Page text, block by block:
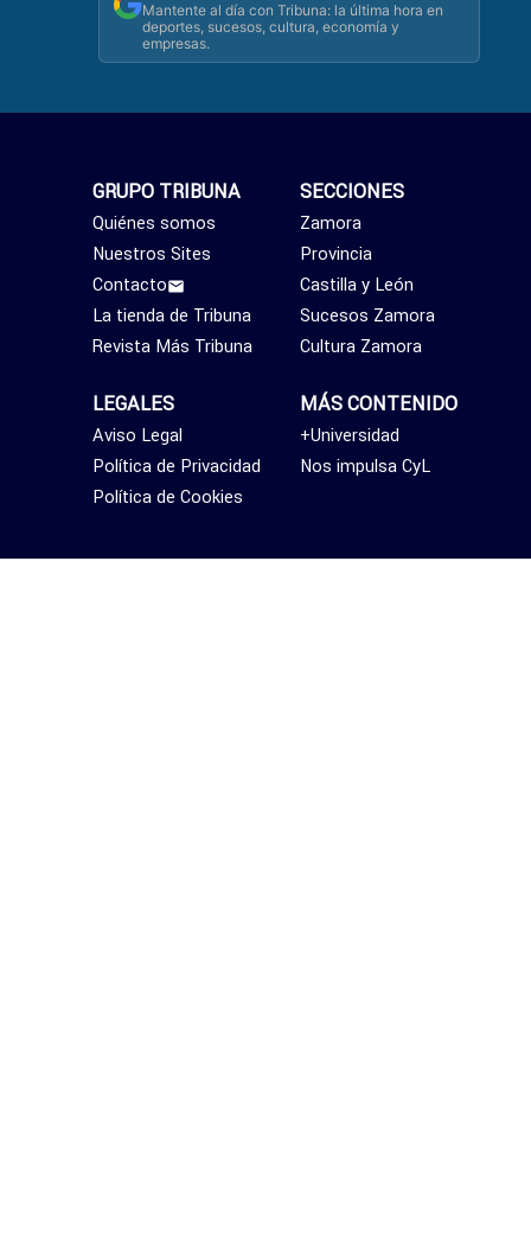
Mantente al día con Tribuna: la última hora en
deportes, sucesos, cultura, economía y
empresas.
SECCIONES
Zamora
Provincia
Castilla y León
Sucesos Zamora
Cultura Zamora
MÁS CONTENIDO
+Universidad
Nos impulsa CyL
GRUPO TRIBUNA
Quiénes somos
Nuestros Sites
Contacto
La tienda de Tribuna
Revista Más Tribuna
LEGALES
Aviso Legal
Política de Privacidad
Política de Cookies